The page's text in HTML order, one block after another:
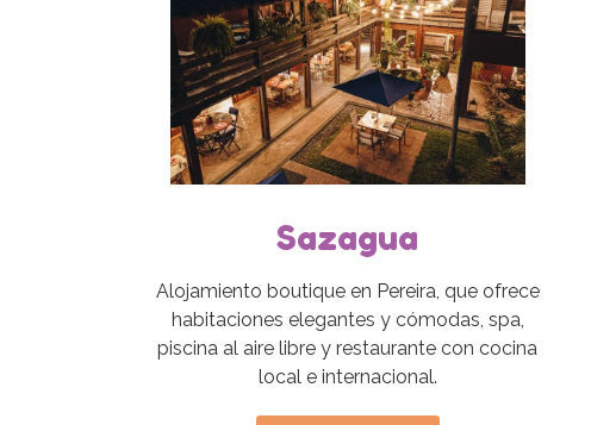
Sazagua
Alojamiento boutique en Pereira, que ofrece
habitaciones elegantes y cómodas, spa,
piscina al aire libre y restaurante con cocina
local e internacional.